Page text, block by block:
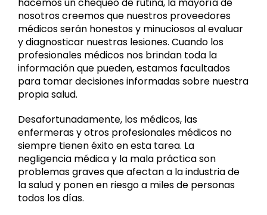
nosotros creemos que nuestros proveedores
médicos serán honestos y minuciosos al evaluar
y diagnosticar nuestras lesiones. Cuando los
profesionales médicos nos brindan toda la
información que pueden, estamos facultados
para tomar decisiones informadas sobre nuestra
propia salud.
Desafortunadamente, los médicos, las
enfermeras y otros profesionales médicos no
siempre tienen éxito en esta tarea. La
negligencia médica y la mala práctica son
problemas graves que afectan a la industria de
la salud y ponen en riesgo a miles de personas
todos los días.